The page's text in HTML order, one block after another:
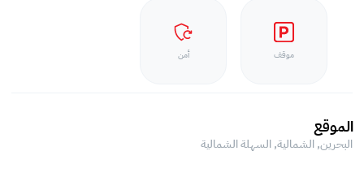
موقف أمن
الموقع
البحرين, الشمالية,السهلة الشمالية